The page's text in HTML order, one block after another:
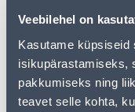
Veebilehel on
Kasutame küpsiseid
isikupärastamiseks,
pakkumiseks ning
teavet selle kohta,
Poest kätte,
Eeldatav